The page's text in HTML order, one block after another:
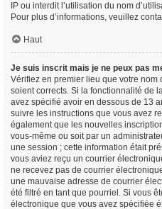
IP ou interdit l’utilisation du nom
Pour plus d’informations, veuillez
Haut
Je suis inscrit mais je ne peux pas
Vérifiez en premier lieu que votre nom
soient corrects. Si la fonctionnalité de
avez spécifié avoir en dessous de 13
suivre les instructions que vous avez
également que les nouvelles
vous-même ou soit par un
une session ; cette information était
vous aviez reçu un courrier
ne recevez pas de courrier
une mauvaise adresse de courrier
été filtré en tant que pourriel. Si vous
électronique que vous avez spécifiée